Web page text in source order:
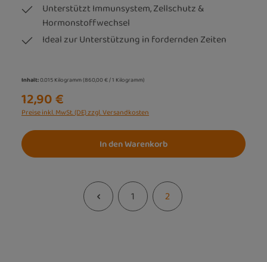
Unterstützt Immunsystem, Zellschutz &
Hormonstoffwechsel
Ideal zur Unterstützung in fordernden Zeiten
Inhalt:0.015 Kilogramm(860,00 € / 1 Kilogramm)
12,90 €
Preise inkl. MwSt. (DE) zzgl. Versandkosten
In den Warenkorb
Seite
1 Seite
2